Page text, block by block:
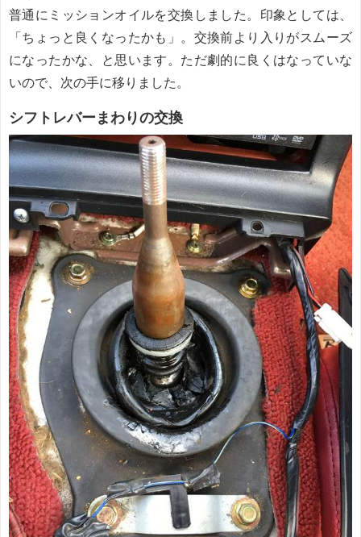
普通にミッションオイルを交換しました。印象としては、
「ちょっと良くなったかも」。交換前より入りがスムーズ
になったかな、と思います。ただ劇的に良くはなっていな
いので、次の手に移りました。
シフトレバーまわりの交換